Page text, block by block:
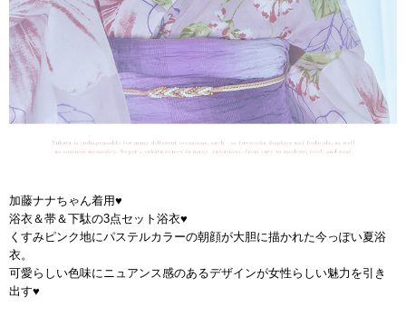
加藤ナナちゃん着用♥
浴衣＆帯＆下駄の3点セット浴衣♥
くすみピンク地にパステルカラーの朝顔が大胆に描かれた今っぽい夏浴
衣。
可愛らしい色味にニュアンス感のあるデザインが女性らしい魅力を引き
出す♥